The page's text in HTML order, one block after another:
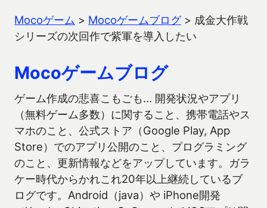
Mocoゲーム > Mocoゲームブログ> 成金大作戦
シリーズの次回作で紫軍を導入したい
Mocoゲームブログ
ゲーム作成の悲喜こもごも… 開発状況やアプリ
（無料ゲーム多数）に関すること、携帯電話やス
マホのこと、公式ストア（Google Play, App
Store）でのアプリ公開のこと、プログラミング
のこと、更新情報などをアップしています。ガラ
ケー時代からかれこれ20年以上継続しているブ
ログです。Android（java）や iPhone開発